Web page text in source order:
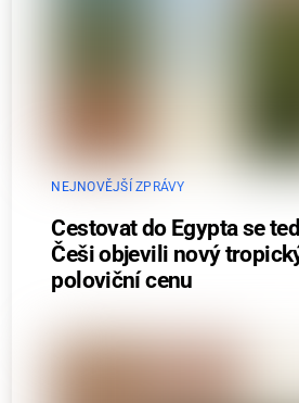
NEJNOVĚJŠÍ ZPRÁVY
Cestovat do Egypta se
Češi objevili nový
poloviční cenu